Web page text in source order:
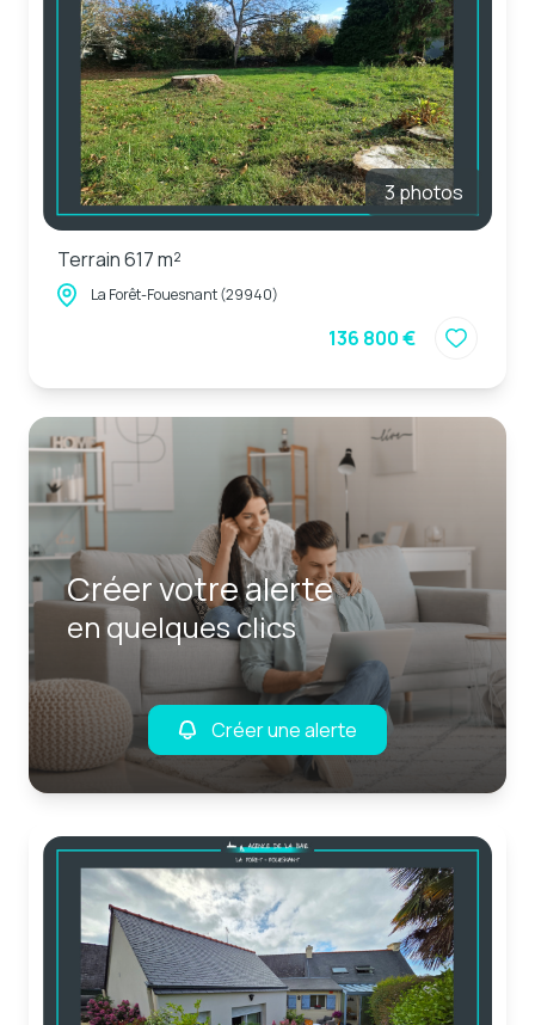
3 photos
Terrain 617 m²
La Forêt-Fouesnant (29940)
136 800 €
Créer votre alerte
en quelques clics
Créer une alerte